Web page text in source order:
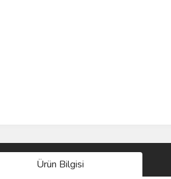
Ürün Bilgisi